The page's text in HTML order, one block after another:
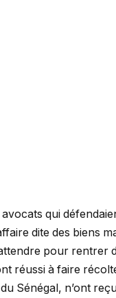
qui
dite des biens
pour rentrer
réussi à faire
du Sénégal, n’ont